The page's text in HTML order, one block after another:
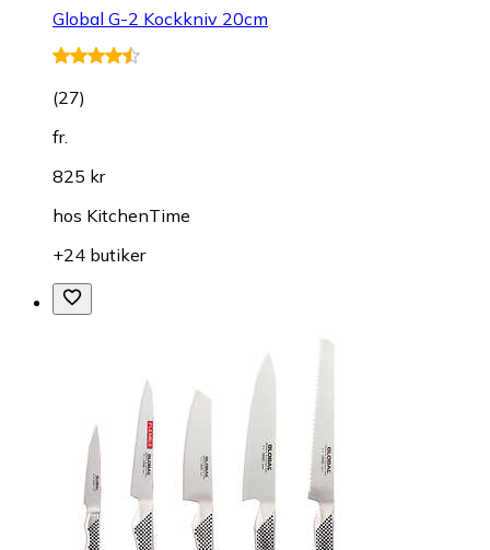
Global G-2 Kockkniv 20cm
(27)
fr.
825 kr
hos KitchenTime
+24 butiker